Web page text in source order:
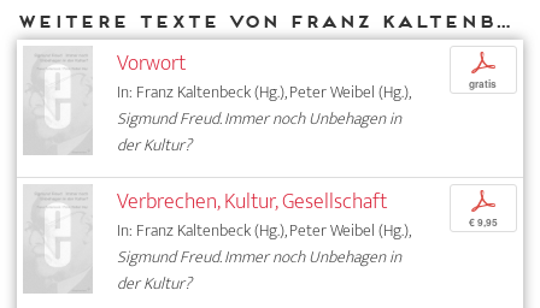
Weitere Texte von Franz Kaltenbeck bei DIAPHANES
Vorwort
In: Franz Kaltenbeck (Hg.), Peter Weibel (Hg.),
Sigmund Freud. Immer noch Unbehagen in
der Kultur?
p
gratis
Verbrechen, Kultur, Gesellschaft
In: Franz Kaltenbeck (Hg.), Peter Weibel (Hg.),
Sigmund Freud. Immer noch Unbehagen in
der Kultur?
p
€ 9,95